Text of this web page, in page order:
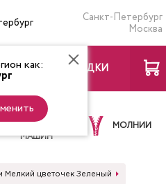
Санкт-Петербург
Москва
как: ЗАКЛАДКИ
ИГЛЫ ДЛЯ
ШВЕЙНЫХ
МАШИН
МОЛНИИ
Мелкий цветочек Зеленый